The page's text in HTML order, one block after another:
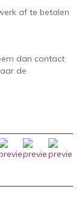
af te betalen
dan contact
de